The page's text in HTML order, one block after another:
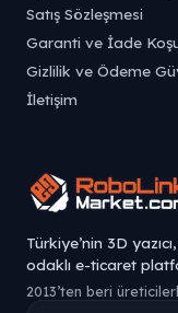
Satış Sözleşmesi
Garanti ve İade
Gizlilik ve Ödeme
İletişim
Türkiye’nin 3D
odaklı e-ticaret
2013’ten beri